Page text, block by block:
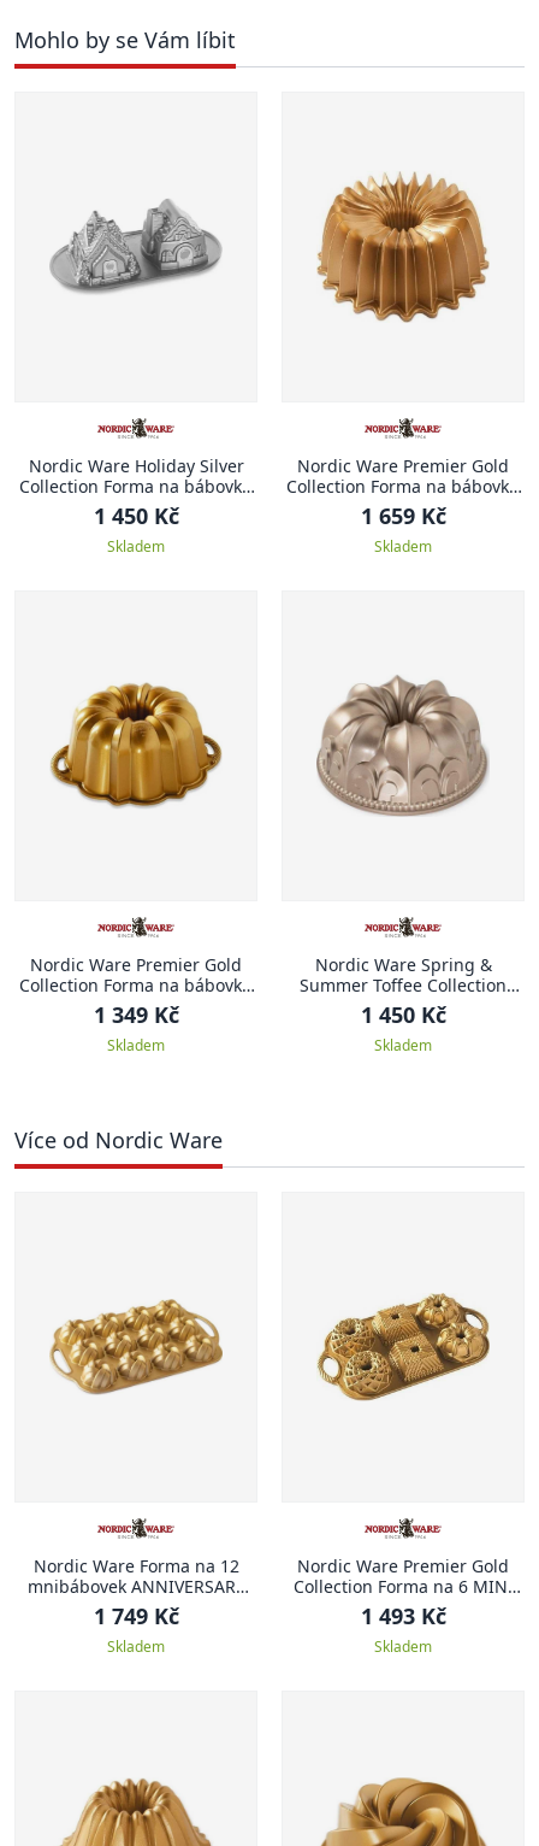
Mohlo by se Vám líbit
Nordic Ware Holiday Silver
Collection Forma na bábovku
DOMEČKY
1 450 Kč
Skladem
Nordic Ware Premier Gold
Collection Forma na bábovku
Brilliance, 26 cm
1 659 Kč
Skladem
Nordic Ware Premier Gold
Collection Forma na bábovku
20 cm ANNIVERSARY
1 349 Kč
Skladem
Nordic Ware Spring &
Summer Toffee Collection
Forma na bábovku 23,5 cm
KRÁLOVSKÁ LILIE
1 450 Kč
Skladem
Více od Nordic Ware
Nordic Ware Forma na 12
mnibábovek ANNIVERSARY
PROPLETENÁ
1 749 Kč
Skladem
Nordic Ware Premier Gold
Collection Forma na 6 MINI
BÁBOVEK 1,4 l
1 493 Kč
Skladem